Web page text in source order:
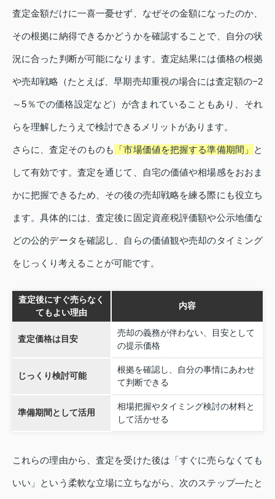
査定金額だけに一喜一憂せず、なぜその金額になったのか、
その根拠に納得できるかどうかを確認することで、自分の状
況に合った判断が可能になります。査定結果には価格の根拠
や売却戦略（たとえば、早期売却重視の場合には査定額の−2
～5％での価格設定など）が含まれていることもあり、それ
らを理解したうえで検討できるメリットがあります。
さらに、査定そのものも 「市場価値を把握する準備期間」 と
して有効です。査定を通じて、自宅の価値や相場感をおおま
かに把握できるため、その後の売却戦略を練る際にも役立ち
ます。具体的には、査定後に固定資産税評価額や公示地価な
どの公的データを確認し、自らの価値観や売却のタイミング
をじっくり考えることが可能です。
査定後にすぐ売らなく
てもよい理由
内容
査定価格は目安
売却の義務が伴わない、目安として
の提示価格
じっくり検討可能
根拠を確認し、自分の事情にあわせ
て判断できる
準備期間として活用
相場把握やタイミング検討の材料と
して活かせる
これらの理由から、査定を受けた後は「すぐに売らなくても
いい」という柔軟な立場に立ちながら、次のステップ—たと